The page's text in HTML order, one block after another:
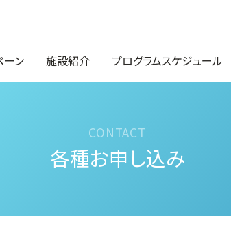
ーン 施設紹介 プログラムスケジュール
各種お申し込み